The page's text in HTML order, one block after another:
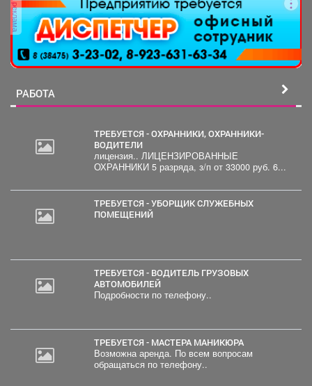
реклама
РАБОТА
ТРЕБУЕТСЯ - ОХРАННИКИ, ОХРАННИКИ-
ВОДИТЕЛИ
лицензия.. ЛИЦЕНЗИРОВАННЫЕ
ОХРАННИКИ 5 разряда, з/п от 33000 руб. 6...
ТРЕБУЕТСЯ - УБОРЩИК СЛУЖЕБНЫХ
ПОМЕЩЕНИЙ
ТРЕБУЕТСЯ - ВОДИТЕЛЬ ГРУЗОВЫХ
АВТОМОБИЛЕЙ
Подробности по телефону..
ТРЕБУЕТСЯ - МАСТЕРА МАНИКЮРА
Возможна аренда. По всем вопросам
обращаться по телефону..